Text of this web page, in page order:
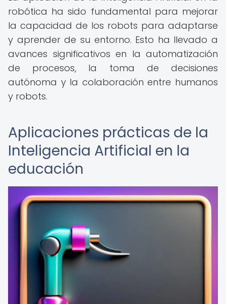
robótica ha sido fundamental para mejorar
la capacidad de los robots para adaptarse
y aprender de su entorno. Esto ha llevado a
avances significativos en la automatización
de procesos, la toma de decisiones
autónoma y la colaboración entre humanos
y robots.
Aplicaciones prácticas de la
Inteligencia Artificial en la
educación